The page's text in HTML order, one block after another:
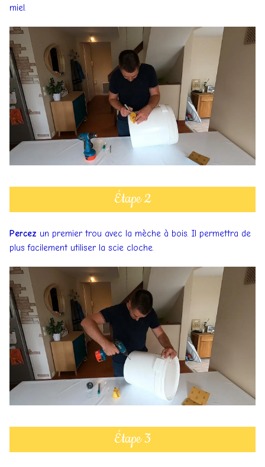
miel.
Étape 2
Percez un premier trou avec la mèche à bois. Il permettra de
plus facilement utiliser la scie cloche.
Étape 3